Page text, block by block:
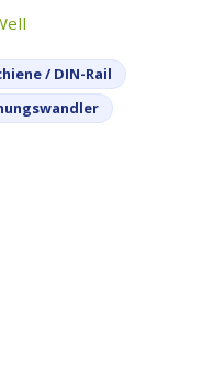
/ DIN-Rail